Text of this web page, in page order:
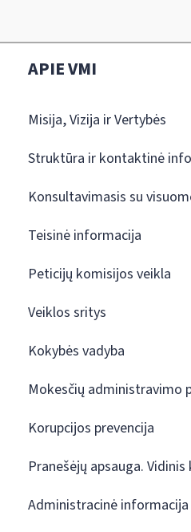
APIE VMI
Misija, Vizija ir Vertybės
Struktūra ir kontaktinė
Konsultavimasis su
Teisinė informacija
Peticijų komisijos veikla
Veiklos sritys
Kokybės vadyba
Mokesčių administravimo
Korupcijos prevencija
Pranešėjų apsauga. Vidinis
Administracinė informacija